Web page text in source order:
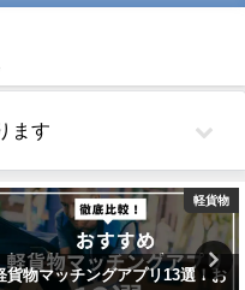
ます
軽貨物
貨物マッチングアプリ13選！お